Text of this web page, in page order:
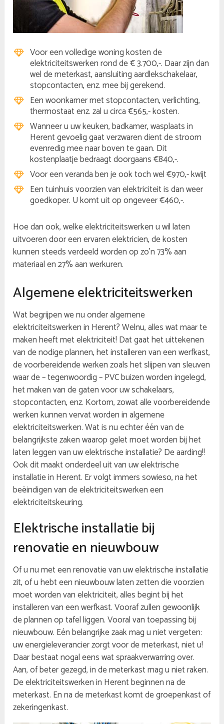
Voor een volledige woning kosten de
elektriciteitswerken rond de € 3.700,-. Daar zijn dan
wel de meterkast, aansluiting aardlekschakelaar,
stopcontacten, enz. mee bij gerekend.
Een woonkamer met stopcontacten, verlichting,
thermostaat enz. zal u circa €565,- kosten.
Wanneer u uw keuken, badkamer, wasplaats in
Herent gevoelig gaat verzwaren dient de stroom
evenredig mee naar boven te gaan. Dit
kostenplaatje bedraagt doorgaans €840,-.
Voor een veranda ben je ook toch wel €970,- kwijt
Een tuinhuis voorzien van elektriciteit is dan weer
goedkoper. U komt uit op ongeveer €460,-.
Hoe dan ook, welke elektriciteitswerken u wil laten
uitvoeren door een ervaren elektricien, de kosten
kunnen steeds verdeeld worden op zo’n 73% aan
materiaal en 27% aan werkuren.
Algemene elektriciteitswerken
Wat begrijpen we nu onder algemene
elektriciteitswerken in Herent? Welnu, alles wat maar te
maken heeft met elektriciteit! Dat gaat het uittekenen
van de nodige plannen, het installeren van een werfkast,
de voorbereidende werken zoals het slijpen van sleuven
waar de – tegenwoordig – PVC buizen worden ingelegd,
het maken van de gaten voor uw schakelaars,
stopcontacten, enz. Kortom, zowat alle voorbereidende
werken kunnen vervat worden in algemene
elektriciteitswerken. Wat is nu echter één van de
belangrijkste zaken waarop gelet moet worden bij het
laten leggen van uw elektrische installatie? De aarding!!
Ook dit maakt onderdeel uit van uw elektrische
installatie in Herent. Er volgt immers sowieso, na het
beëindigen van de elektriciteitswerken een
elektriciteitskeuring.
Elektrische installatie bij
renovatie en nieuwbouw
Of u nu met een renovatie van uw elektrische installatie
zit, of u hebt een nieuwbouw laten zetten die voorzien
moet worden van elektriciteit, alles begint bij het
installeren van een werfkast. Vooraf zullen gewoonlijk
de plannen op tafel liggen. Vooral van toepassing bij
nieuwbouw. Eén belangrijke zaak mag u niet vergeten:
uw energieleverancier zorgt voor de meterkast, niet u!
Daar bestaat nogal eens wat spraakverwarring over.
Aan, of beter gezegd, in de meterkast mag u niet raken.
De elektriciteitswerken in Herent beginnen na de
meterkast. En na de meterkast komt de groepenkast of
zekeringenkast.